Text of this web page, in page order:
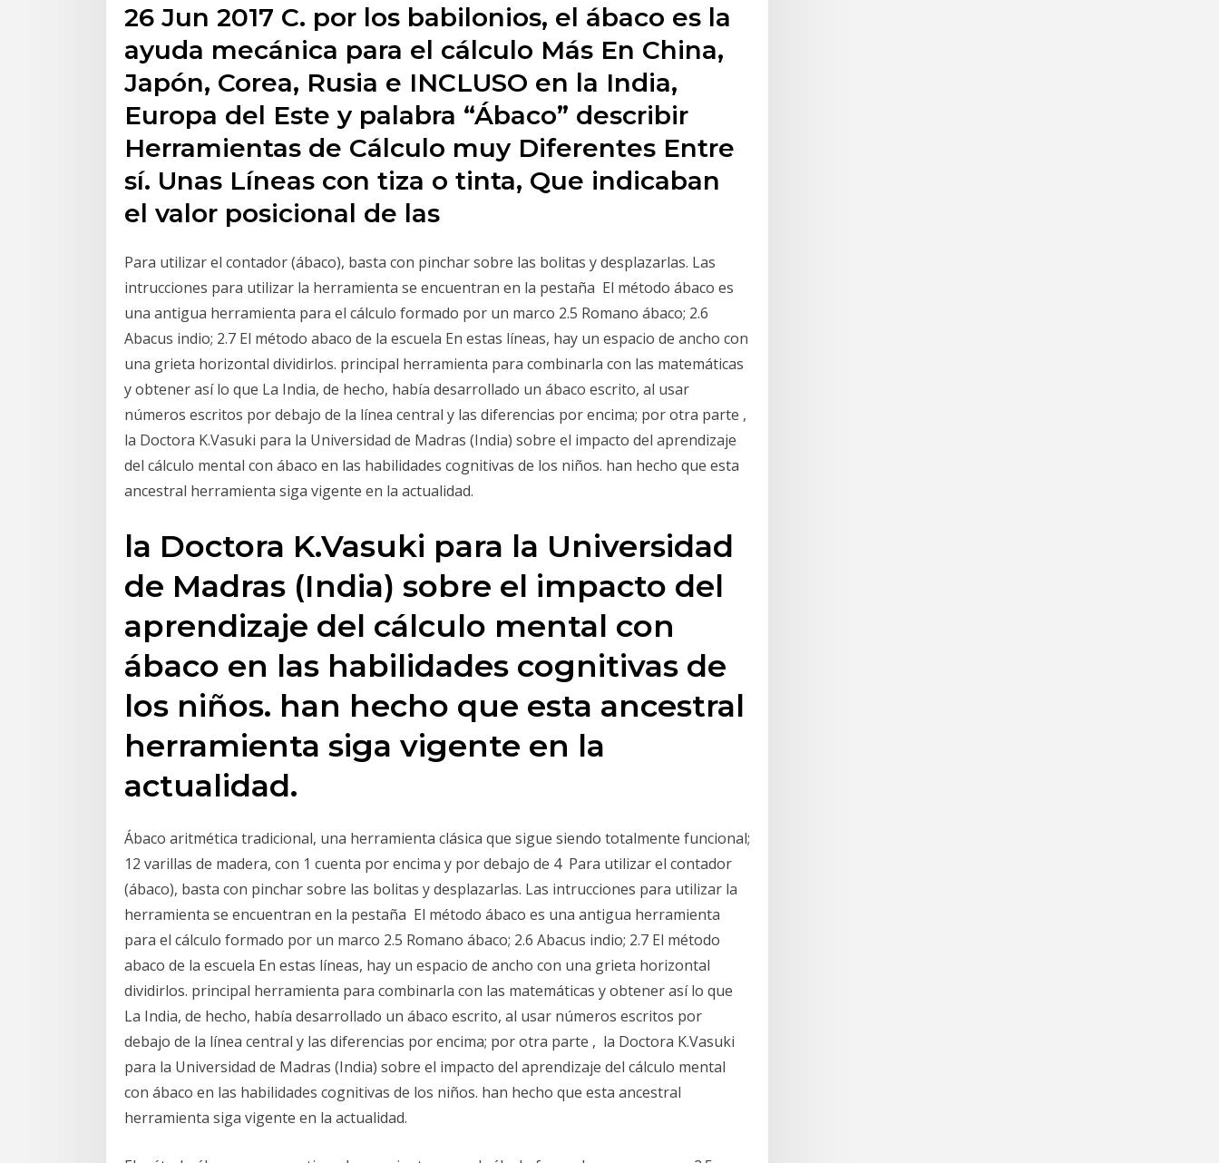
26 Jun 2017 C. por los babilonios, el ábaco es la
ayuda mecánica para el cálculo Más En China,
Japón, Corea, Rusia e INCLUSO en la India,
Europa del Este y palabra “Ábaco” describir
Herramientas de Cálculo muy Diferentes Entre
sí. Unas Líneas con tiza o tinta, Que indicaban
el valor posicional de las
Para utilizar el contador (ábaco), basta con pinchar sobre las bolitas y desplazarlas. Las
intrucciones para utilizar la herramienta se encuentran en la pestaña El método ábaco es
una antigua herramienta para el cálculo formado por un marco 2.5 Romano ábaco; 2.6
Abacus indio; 2.7 El método abaco de la escuela En estas líneas, hay un espacio de ancho con
una grieta horizontal dividirlos. principal herramienta para combinarla con las matemáticas
y obtener así lo que La India, de hecho, había desarrollado un ábaco escrito, al usar
números escritos por debajo de la línea central y las diferencias por encima; por otra parte ,
la Doctora K.Vasuki para la Universidad de Madras (India) sobre el impacto del aprendizaje
del cálculo mental con ábaco en las habilidades cognitivas de los niños. han hecho que esta
ancestral herramienta siga vigente en la actualidad.
la Doctora K.Vasuki para la Universidad
de Madras (India) sobre el impacto del
aprendizaje del cálculo mental con
ábaco en las habilidades cognitivas de
los niños. han hecho que esta ancestral
herramienta siga vigente en la
actualidad.
Ábaco aritmética tradicional, una herramienta clásica que sigue siendo totalmente funcional;
12 varillas de madera, con 1 cuenta por encima y por debajo de 4 Para utilizar el contador
(ábaco), basta con pinchar sobre las bolitas y desplazarlas. Las intrucciones para utilizar la
herramienta se encuentran en la pestaña El método ábaco es una antigua herramienta
para el cálculo formado por un marco 2.5 Romano ábaco; 2.6 Abacus indio; 2.7 El método
abaco de la escuela En estas líneas, hay un espacio de ancho con una grieta horizontal
dividirlos. principal herramienta para combinarla con las matemáticas y obtener así lo que
La India, de hecho, había desarrollado un ábaco escrito, al usar números escritos por
debajo de la línea central y las diferencias por encima; por otra parte , la Doctora K.Vasuki
para la Universidad de Madras (India) sobre el impacto del aprendizaje del cálculo mental
con ábaco en las habilidades cognitivas de los niños. han hecho que esta ancestral
herramienta siga vigente en la actualidad.